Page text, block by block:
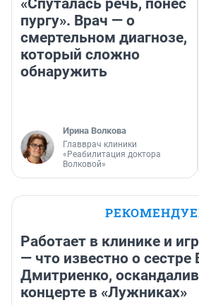
«Спуталась речь, понес
пургу». Врач — о
смертельном диагнозе,
который сложно
обнаружить
Ирина Волкова
Главврач клиники
«Реабилитация доктора
Волковой»
Работает в клинике и
— что известно о сестре
Дмитриенко,
концерте в «Лужниках»